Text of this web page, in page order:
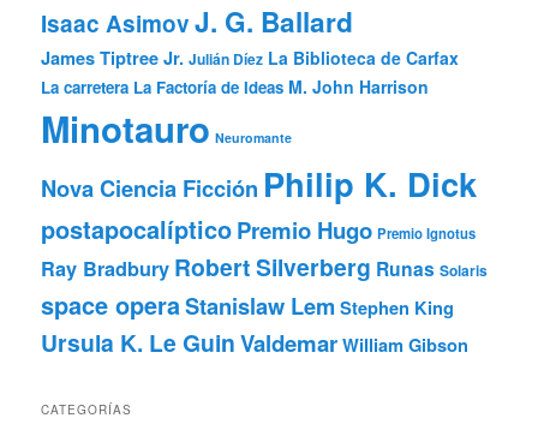
Isaac AsimovJ. G. Ballard
James Tiptree Jr. Julián Díez La Biblioteca de Carfax
La carretera La Factoría de Ideas M. John Harrison
Minotauro Neuromante
Nova Ciencia Ficción Philip K. Dick
postapocalípticoPremio Hugo Premio Ignotus
Ray Bradbury Robert Silverberg Runas Solaris
space operaStanislaw Lem Stephen King
Ursula K. Le GuinValdemarWilliam Gibson
CATEGORÍAS